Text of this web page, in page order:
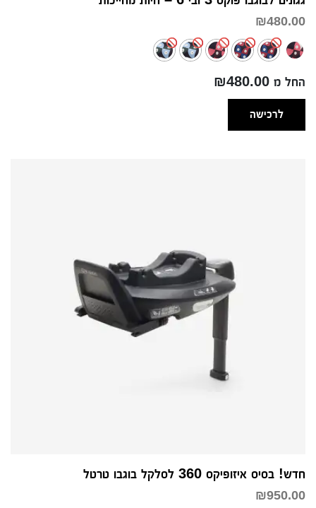
₪480.00
החל מ ₪480.00
לרכישה
חדש! בסיס איזופיקס 360 לסלקל בוגבו טרטל
₪950.00